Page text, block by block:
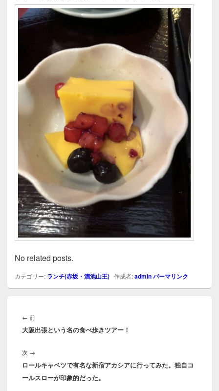
No related posts.
カテゴリー: ランチ(赤坂・溜池山王) 作成者:adminパーマリンク
稿
ナ
ゲ
ー
シ
ョ
← 前前
の
大阪出張という名の食べ歩きツアー！
次 →
の
投
ロールキャベツで有名な新宿アカシアに行ってみた。独自コ
ールスローが印象的だった。